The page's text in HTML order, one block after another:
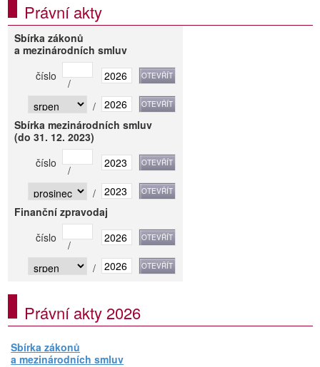
Právní akty
Sbírka zákonů
a mezinárodních smluv
číslo
/
/
Sbírka mezinárodních smluv
(do 31. 12. 2023)
číslo
/
/
Finanční zpravodaj
číslo
/
/
Právní akty 2026
Sbírka zákonů
a mezinárodních smluv